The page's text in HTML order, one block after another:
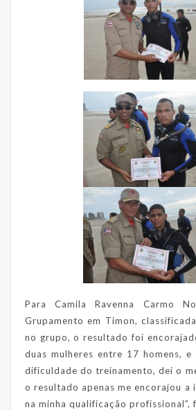
Para Camila Ravenna Carmo
Grupamento em Timon,
no grupo, o resultado foi
duas mulheres entre 17 homens,
dificuldade do treinamento, dei o
o resultado apenas me encorajou a
na minha qualificação profissional”,